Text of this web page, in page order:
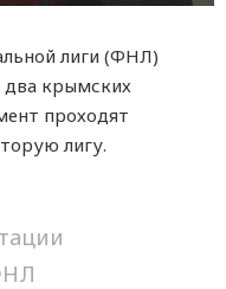
лиги (ФНЛ)
два крымских
проходят
лигу.